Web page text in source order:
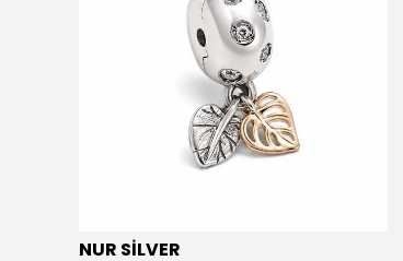
NUR SİLVER